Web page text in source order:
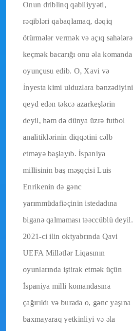
Onun driblinq qabiliyyəti,
rəqibləri qabaqlamaq, dəqiq
ötürmələr vermək və açıq sahələrə
keçmək bacarığı onu əla komanda
oyunçusu edib. O, Xavi və
İnyesta kimi ulduzlara bənzədiyini
qeyd edən təkcə azarkeşlərin
deyil, həm də dünya üzrə futbol
analitiklərinin diqqətini cəlb
etməyə başlayıb. İspaniya
millisinin baş məşqçisi Luis
Enrikenin də gənc
yarımmüdafiəçinin istedadına
biganə qalmaması təəccüblü deyil.
2021-ci ilin oktyabrında Qavi
UEFA Millətlər Liqasının
oyunlarında iştirak etmək üçün
İspaniya milli komandasına
çağırıldı və burada o, gənc yaşına
baxmayaraq yetkinliyi və əla